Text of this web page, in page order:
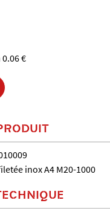
€
inox A4 M20-1000